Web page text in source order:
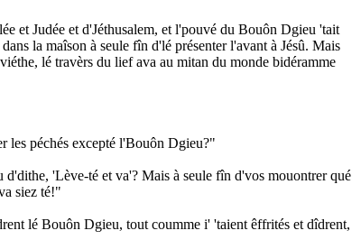
et Judée et d'Jéthusalem, et l'pouvé du Bouôn Dgieu 'tait
la maîson à seule fîn d'lé présenter l'avant à Jésû. Mais
lé travèrs du lief ava au mitan du monde bidéramme
les péchés excepté l'Bouôn Dgieu?"
'Lève-té et va'? Mais à seule fîn d'vos mouontrer qué
siez té!"
lé Bouôn Dgieu, tout coumme i' 'taient êffrités et dîdrent,